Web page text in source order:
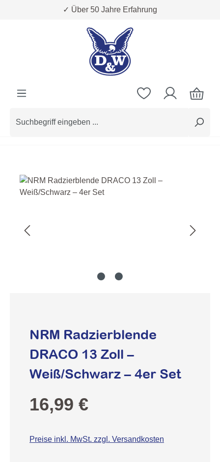
Zum Hauptinhalt springen✓ Über 50 Jahre Erfahrung
Bildergalerie überspringen
NRM Radzierblende
DRACO 13 Zoll –
Weiß/Schwarz – 4er Set
Regulärer Preis:
16,99 €
Preise inkl. MwSt. zzgl. Versandkosten